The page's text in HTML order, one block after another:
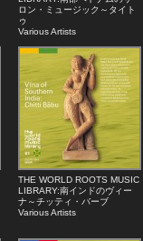
ロン・ミュージック～タイト
ゥ
Various Artists
THE WORLD ROOTS MUSIC
LIBRARY:南インドのヴィー
ナ～チッティ・バーブ
Various Artists